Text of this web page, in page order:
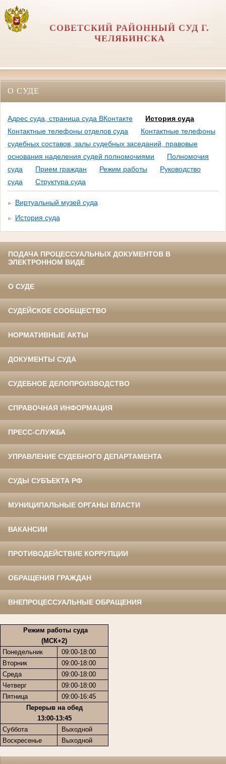
СОВЕТСКИЙ РАЙОННЫЙ СУД Г.
ЧЕЛЯБИНСКА
О СУДЕ
Адрес суда, страница суда ВКонтакте
История суда
Контактные телефоны отделов суда
Контактные телефоны
судебных составов, залы судебных заседаний, правовые
основания наделения судей полномочиями
Полномочия
суда
Прием граждан Режим работы
Руководство
суда
Структура суда
Виртуальный музей суда
История суда
ПОДАЧА ПРОЦЕССУАЛЬНЫХ ДОКУМЕНТОВ В
ЭЛЕКТРОННОМ ВИДЕ
О СУДЕ
СУДЕЙСКОЕ СООБЩЕСТВО
НОРМАТИВНЫЕ АКТЫ
ДОКУМЕНТЫ СУДА
СУДЕБНОЕ ДЕЛОПРОИЗВОДСТВО
СПРАВОЧНАЯ ИНФОРМАЦИЯ
ПРЕСС-СЛУЖБА
УПРАВЛЕНИЕ СУДЕБНОГО ДЕПАРТАМЕНТА
СУДЫ СУБЪЕКТА РФ
МУНИЦИПАЛЬНЫЕ ОРГАНЫ ВЛАСТИ
ВАКАНСИИ
ПРОТИВОДЕЙСТВИЕ КОРРУПЦИИ
ОБРАЩЕНИЯ ГРАЖДАН
ВНЕПРОЦЕССУАЛЬНЫЕ ОБРАЩЕНИЯ
Режим работы суда
(МСК+2)
Понедельник
09:00-18:00
Вторник
09:00-18:00
Среда
09:00-18:00
Четверг
09:00-18:00
Пятница
09:00-16:45
Перерыв на обед
13:00-13:45
Суббота
Выходной
Воскресенье
Выходной